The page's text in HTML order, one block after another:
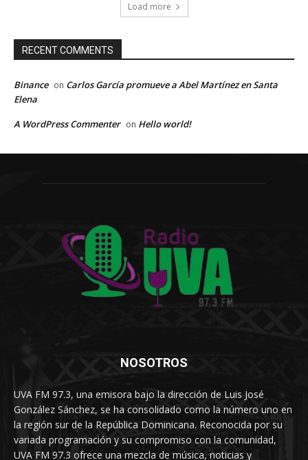
Load more
RECENT COMMENTS
Binance on Carlos García promueve a Abel Martínez en Santa
Elena
A WordPress Commenter on Hello world!
NOSOTROS
UVA FM 97.3, una emisora bajo la dirección de Luis José
González Sánchez, se ha consolidado como la número uno en
la región sur de la República Dominicana. Reconocida por su
variada programación y su compromiso con la comunidad,
UVA FM 97.3 ofrece una mezcla de música, noticias y